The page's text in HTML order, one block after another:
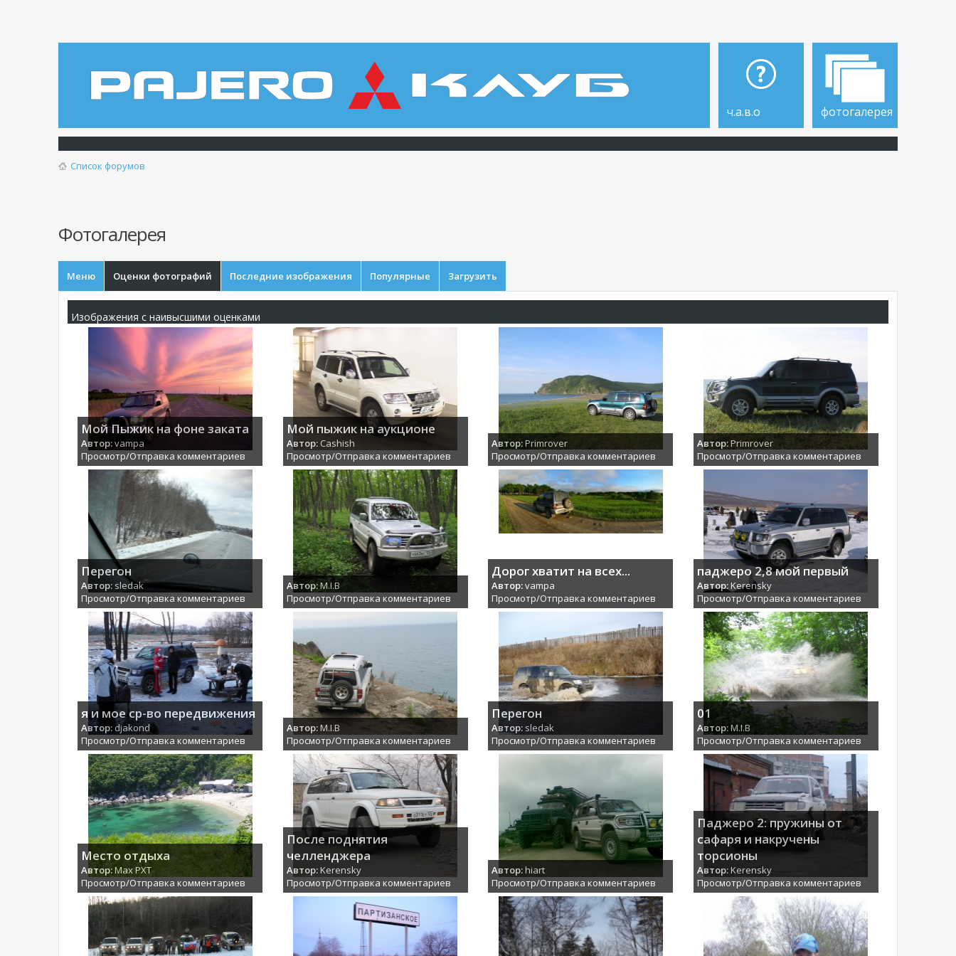
ч.а.в.о фотогалерея
Список форумов
Фотогалерея
Меню Оценки фотографий Последние изображения Популярные Загрузить
Изображения с наивысшими оценками
Мой Пыжик на фоне заката
Автор:vampa
Просмотр/Отправка комментариев
Мой пыжик на аукционе
Автор: Cashish
Просмотр/Отправка комментариев
Автор:Primrover
Просмотр/Отправка комментариев
Автор:Primrover
Просмотр/Отправка комментариев
Перегон
Автор: sledak
Просмотр/Отправка комментариев
Автор:M.I.B
Просмотр/Отправка комментариев
Дорог хватит на всех...
Автор:vampa
Просмотр/Отправка комментариев
паджеро 2,8 мой первый
Автор:Kerensky
Просмотр/Отправка комментариев
я и мое ср-во передвижения
Автор: djakond
Просмотр/Отправка комментариев
Автор:M.I.B
Просмотр/Отправка комментариев
Перегон
Автор: sledak
Просмотр/Отправка комментариев
01
Автор:M.I.B
Просмотр/Отправка комментариев
Место отдыха
Автор:Max PXT
Просмотр/Отправка комментариев
После поднятия
челленджера
Автор:Kerensky
Просмотр/Отправка комментариев
Автор:hiart
Просмотр/Отправка комментариев
Паджеро 2: пружины от
сафаря и накручены
торсионы
Автор:Kerensky
Просмотр/Отправка комментариев